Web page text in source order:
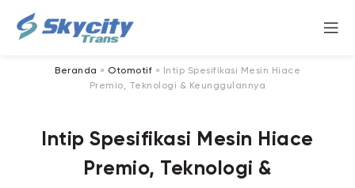
Beranda » Otomotif »
Intip Spesifikasi Mesin Hiace
Premio, Teknologi & Keunggulannya
Intip Spesifikasi Mesin Hiace
Premio, Teknologi &